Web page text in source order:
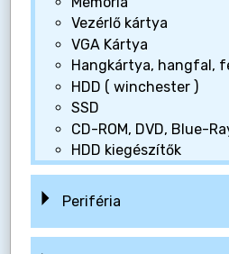
Vezérlő kártya
VGA Kártya
Hangkártya, hangfal,
HDD ( winchester )
SSD
CD-ROM, DVD, Blue-
HDD kiegészítők
Periféria